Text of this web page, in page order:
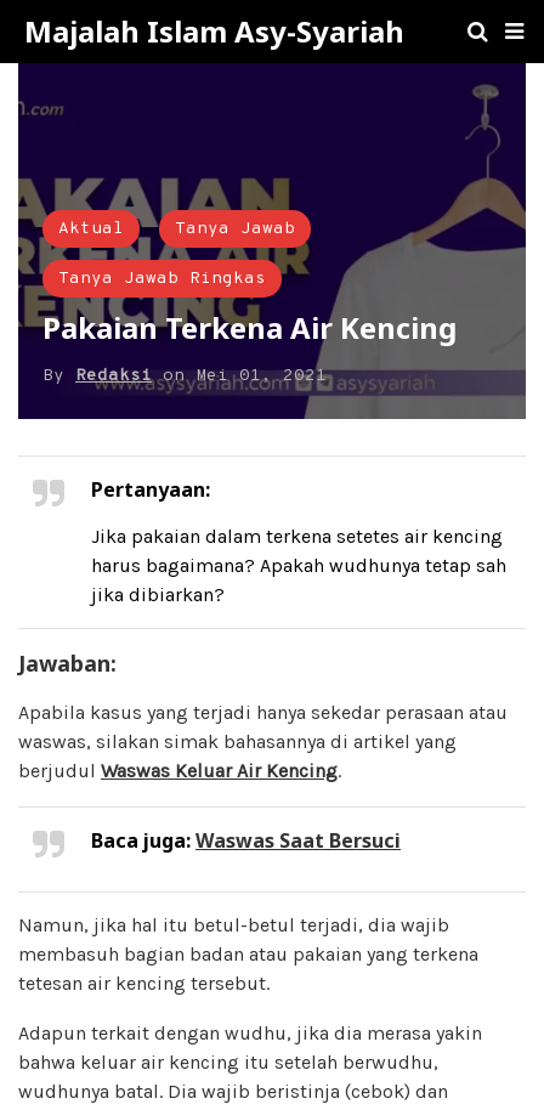
Majalah Islam Asy-Syariah
Aktual Tanya Jawab
Tanya Jawab Ringkas
Pakaian Terkena Air Kencing
By RedaksionMei 01, 2021
Pertanyaan:
Jika pakaian dalam terkena setetes air kencing
harus bagaimana? Apakah wudhunya tetap sah
jika dibiarkan?
Jawaban:
Apabila kasus yang terjadi hanya sekedar perasaan atau
waswas, silakan simak bahasannya di artikel yang
berjudul Waswas Keluar Air Kencing.
Baca juga:Waswas Saat Bersuci
Namun, jika hal itu betul-betul terjadi, dia wajib
membasuh bagian badan atau pakaian yang terkena
tetesan air kencing tersebut.
Adapun terkait dengan wudhu, jika dia merasa yakin
bahwa keluar air kencing itu setelah berwudhu,
wudhunya batal. Dia wajib beristinja (cebok) dan